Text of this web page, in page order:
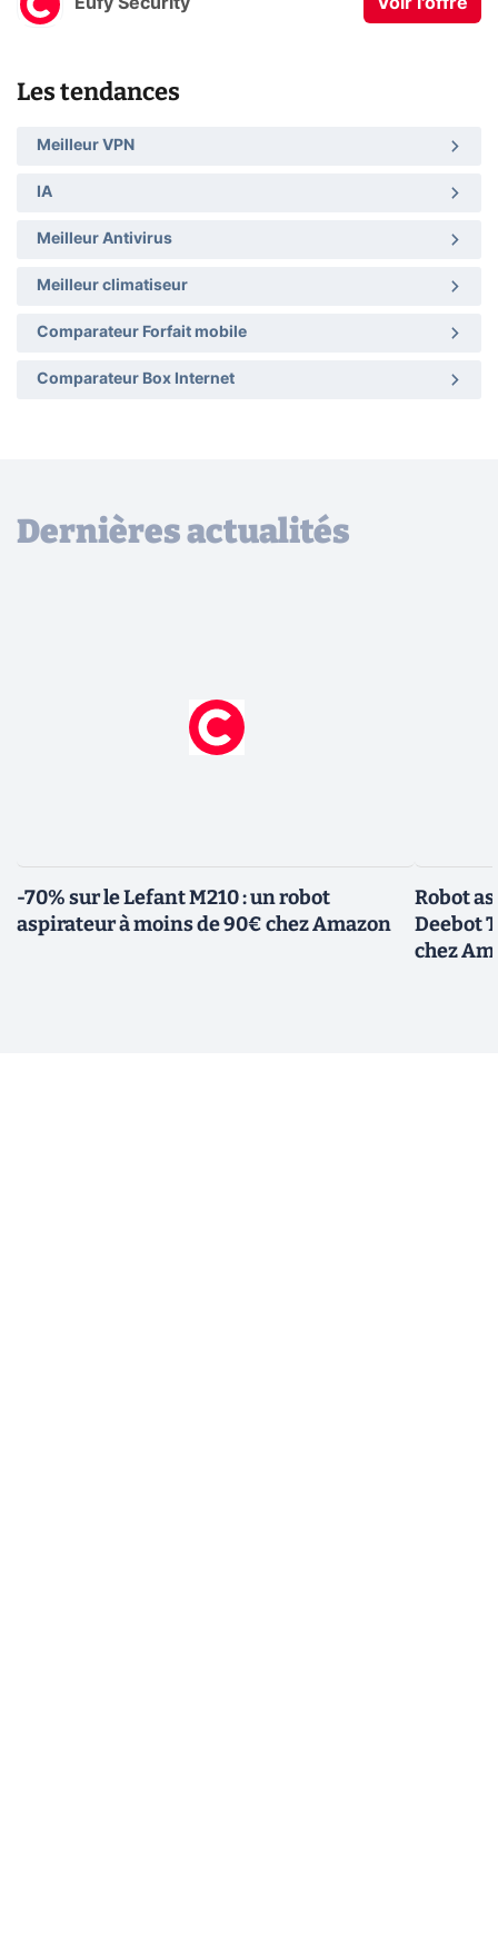
Les tendances
Meilleur VPN
IA
Meilleur Antivirus
Meilleur climatiseur
Comparateur Forfait mobile
Comparateur Box Internet
Dernières actualités
-70% sur le Lefant M210 : un robot
aspirateur à moins de 90€ chez Amazon
Robot
Deebot
chez